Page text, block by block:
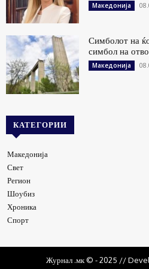
Македонија
Симболот на
симбол на
Македонија
КАТЕГОРИИ
Македонија
Свет
Регион
Шоубиз
Хроника
Спорт
Журнал .мк © - 2025 //